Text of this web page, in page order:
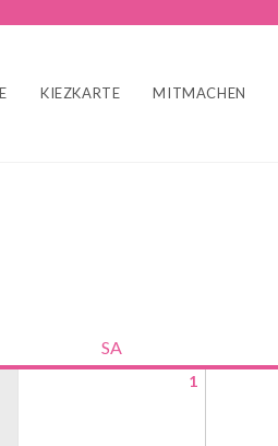
KIEZKARTE MITMACHEN
SA
1